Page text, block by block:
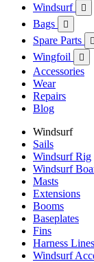
Windsurf 
Bags 
Spare Parts 
Wingfoil 
Accessories
Wear
Repairs
Blog
Windsurf
Sails
Windsurf Rig
Windsurf
Masts
Extensions
Booms
Baseplates
Fins
Harness Lines
Windsurf